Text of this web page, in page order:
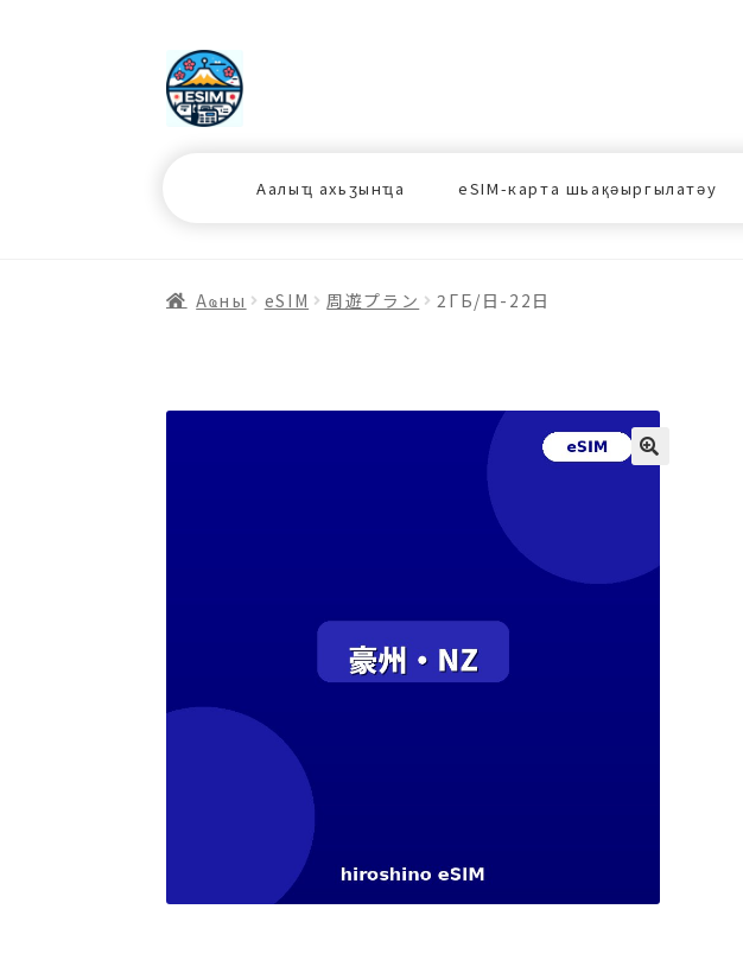
ナ
ビ
ゲ
ス
コ
ン
テ
プ
Аалыҵ ахьӡынҵа eSIM-карта шьақәыргылатәу
Аҩны еSIM 周遊プラン 2ГБ/日-22日